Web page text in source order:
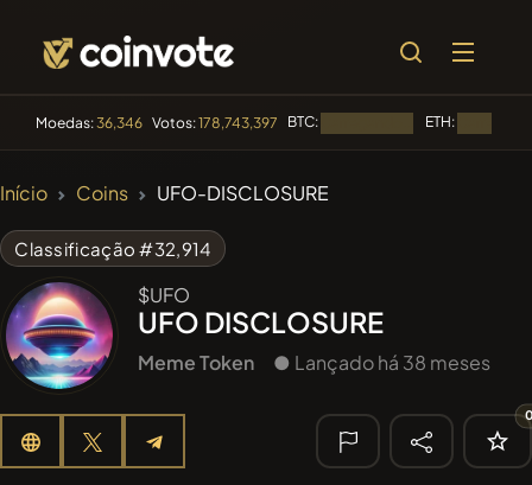
Moedas:36,346 Votos:178,743,397 BTC: ETH:
TENDÊNCIA
FYRA FYRA
#277
Início Coins UFO-DISCLOSURE
Classificação #32,914
$UFO
UFO DISCLOSURE
Meme Token ● Lançado há 38 meses